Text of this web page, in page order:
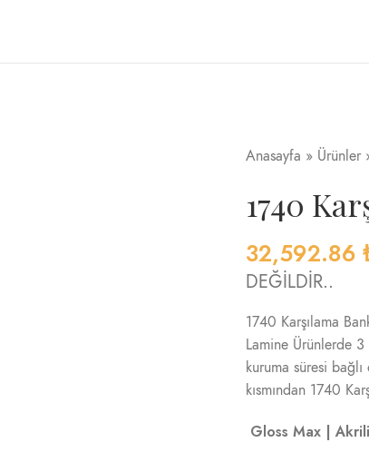
Anasayfa » Ürünler
1740
32,592.86
DEĞİLDİR..
1740 Karşılama
Lamine Ürünlerde
kuruma süresi
kısmından 1740
Gloss Max |